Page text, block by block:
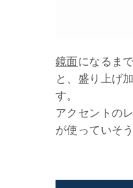
鏡面になるま
と、盛り上げ
す。
アクセントの
が使っていそ